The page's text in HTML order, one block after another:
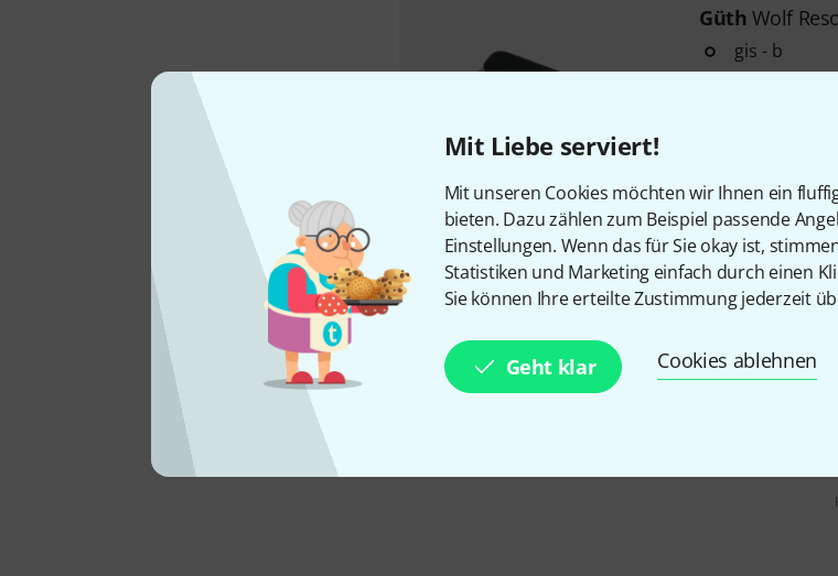
Mit Liebe serviert!
Mit unseren Cookies möchten wir Ihnen ein
bieten. Dazu zählen zum Beispiel passende
Einstellungen. Wenn das für Sie okay ist,
Statistiken und Marketing einfach durch einen
Sie können Ihre erteilte Zustimmung jederzeit
Geht klar Cookies ablehnen
Güth Wolf
gis - b
mit
GüthWolf
a - h
mit